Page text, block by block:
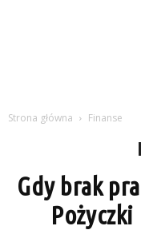
Strona główna Finanse
Gdy brak